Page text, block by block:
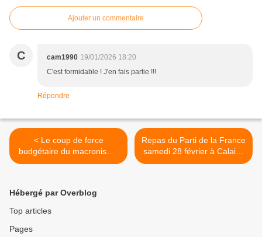
Ajouter un commentaire
C cam1990 19/01/2026 18:20
C'est formidable ! J'en fais partie !!!
Répondre
< Le coup de force
budgétaire du macronisme
pourrissant
Repas du Parti de la France
samedi 28 février à Calais !
>
Hébergé par Overblog
Top articles
Pages